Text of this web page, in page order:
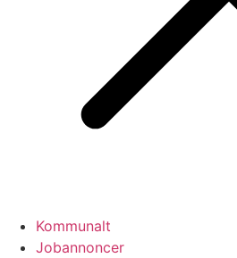
Kommunalt
Jobannoncer